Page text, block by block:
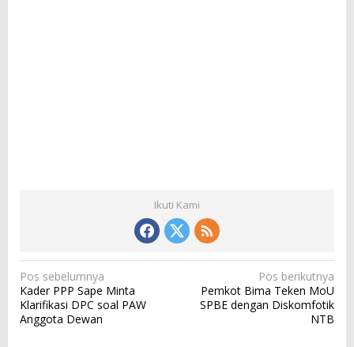
Ikuti Kami
N
a
v
Pos sebelumnya
Kader PPP Sape Minta
Klarifikasi DPC soal PAW
Anggota Dewan
Pos berikutnya
Pemkot Bima Teken MoU
SPBE dengan Diskomfotik
NTB